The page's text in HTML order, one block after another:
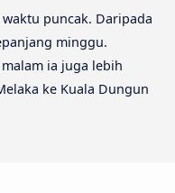
puncak. Daripada
minggu.
ia juga lebih
ke Kuala Dungun